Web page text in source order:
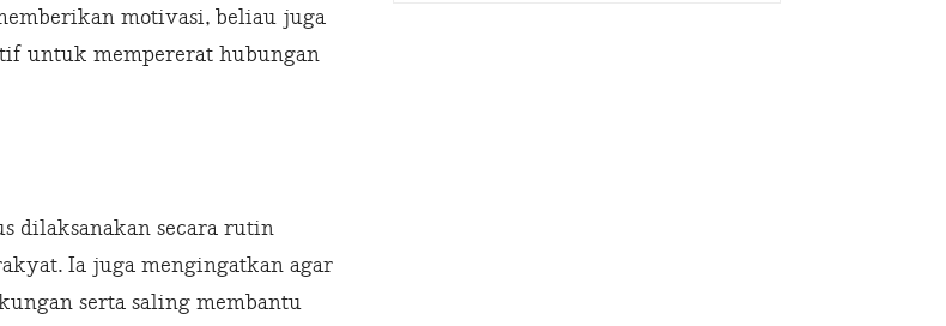
motivasi, beliau juga
untuk mempererat hubungan
dilaksanakan secara rutin
Ia juga mengingatkan agar
serta saling membantu